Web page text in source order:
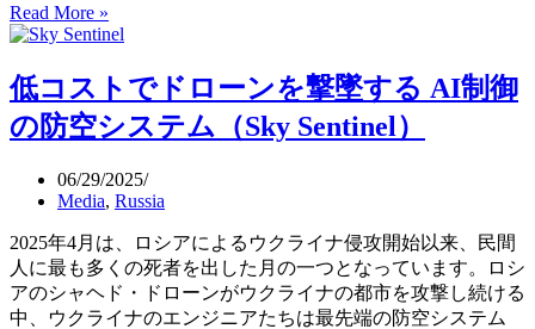
巨
地
震
と
連
か
Read More »
カ
チ
ャ
ッ
半
島
地
震
（M8.8）
は
低コストでドローンを撃墜する AI制御
の防空システム（Sky Sentinel）
06/29/2025
Media, Russia
2025年4月は、ロシアによるウクライナ侵攻開始以来、民間
人に最も多くの死者を出した月の一つとなっています。ロシ
アのシャヘド・ドローンがウクライナの都市を攻撃し続ける
中、ウクライナのエンジニアたちは最先端の防空システム